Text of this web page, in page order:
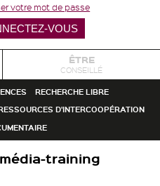
votre mot de passe
ÊTRE
CONSEILLÉ
RECHERCHE LIBRE
D'INTERCOOPÉRATION
training